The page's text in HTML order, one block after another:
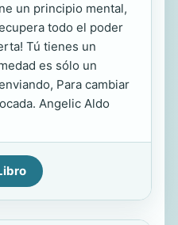
un principio mental,
todo el poder
Tú tienes un
es sólo un
Para cambiar
Angelic Aldo